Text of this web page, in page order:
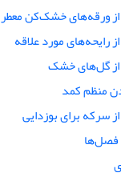
از ورقه‌های خشک‌کن معطر
رایحه‌های مورد علاقه
از گل‌های خشک
منظم کمد
سرکه برای بوزدایی
فصل‌ها